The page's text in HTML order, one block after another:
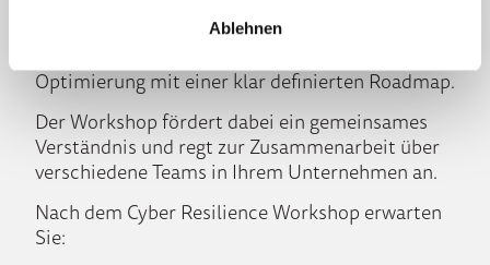
Ablehnen
bezüglich Cyber Resilience und Ransomware
Optimierung mit einer klar definierten Roadmap.
Der Workshop fördert dabei ein gemeinsames
Verständnis und regt zur Zusammenarbeit über
verschiedene Teams in Ihrem Unternehmen an.
Nach dem Cyber Resilience Workshop erwarten
Sie: